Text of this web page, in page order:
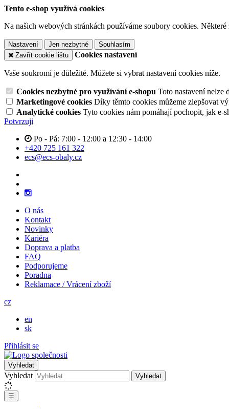
Tento e-shop využívá cookies
Na našich webových stránkách používáme soubory cookies.
Nastavení Jen nezbytné
Souhlasím
Zavřít cookie lištu
Cookies nastavení
Vaše soukromí je důležité. Můžete si vybrat nastavení cookies níže.
Cookies nezbytné pro využívání e-shopu Toto nastavení nelze
Marketingové cookies Díky těmto cookies můžeme zlepšovat
Analytické cookies Tyto cookies nám pomáhají pochopit, jak e-
Potvrzuji
Po - Pá: 7:00 - 12:00 a 12:30 - 14:00
+420 725 161 322
ecs@ecs-obaly.cz
O nás
Kontakt
Novinky
Kariéra
Doprava a platba
FAQ
Podporujeme
Poradna
Reklamace / Vrácení zboží
cz
en
sk
Přihlásit se
Vyhledat
Vyhledat Vyhledat
☰